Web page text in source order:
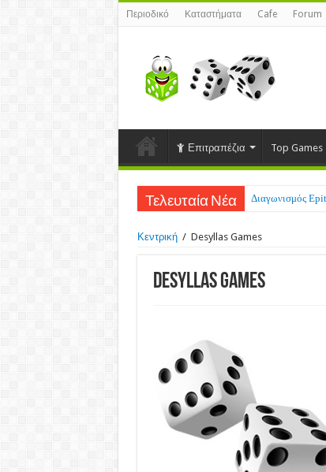
Περιοδικό Καταστήματα Cafe Forum
Επιτραπέζια Top Games
Τελευταία Νέα Διαγωνισμός
Κεντρική / Desyllas Games
Desyllas Games